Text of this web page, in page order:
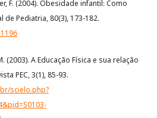
F. (2004). Obesidade infantil: Como
Pediatria, 80(3), 173-182.
(2003). A Educação Física e sua relação
PEC, 3(1), 85-93.
scielo.php?